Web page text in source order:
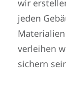
wir
jeden
verleihen
sichern